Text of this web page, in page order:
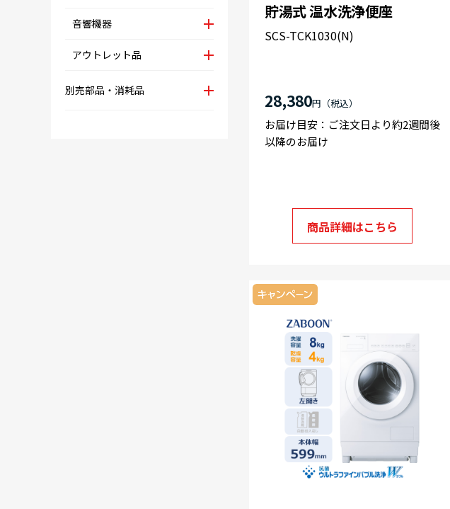
音響機器
アウトレット品
別売部品・消耗品
貯湯式 温水洗浄便座
SCS-TCK1030(N)
28,380円
お届け目安：ご注文日より約2週間後
以降のお届け
商品詳細はこちら